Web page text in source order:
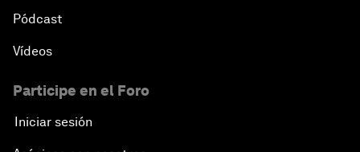
Pódcast
Vídeos
Participe en el Foro
Iniciar sesión